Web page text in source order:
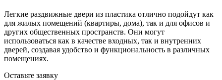
Легкие раздвижные двери из пластика отлично подойдут как
для жилых помещений (квартиры, дома), так и для офисов и
других общественных пространств. Они могут
использоваться как в качестве входных, так и внутренних
дверей, создавая удобство и функциональность в различных
помещениях.
Оставьте заявку